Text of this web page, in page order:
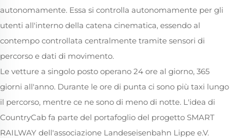
autonomamente. Essa si controlla autonomamente per gli
utenti all'interno della catena cinematica, essendo al
contempo controllata centralmente tramite sensori di
percorso e dati di movimento.
Le vetture a singolo posto operano 24 ore al giorno, 365
giorni all'anno. Durante le ore di punta ci sono più taxi lungo
il percorso, mentre ce ne sono di meno di notte. L'idea di
CountryCab fa parte del portafoglio del progetto SMART
RAILWAY dell'associazione Landeseisenbahn Lippe e.V.